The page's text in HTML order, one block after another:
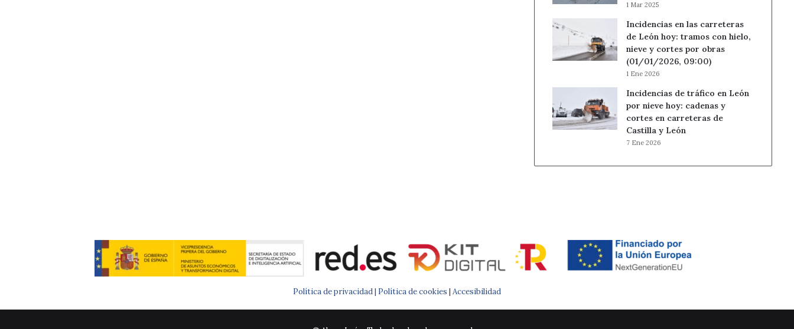
1 Mar 2025
Incidencias en las carreteras
de León hoy: tramos con hielo,
nieve y cortes por obras
(01/01/2026, 09:00)
1 Ene 2026
Incidencias de tráfico en León
por nieve hoy: cadenas y
cortes en carreteras de
Castilla y León
7 Ene 2026
Política de privacidad | Política de cookies | Accesibilidad